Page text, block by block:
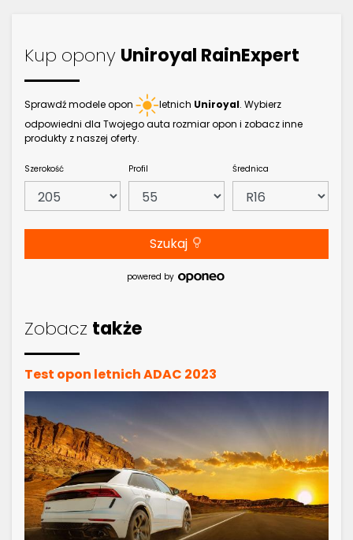
Kup opony Uniroyal RainExpert
Sprawdź modele opon letnich Uniroyal. Wybierz
odpowiedni dla Twojego auta rozmiar opon i zobacz inne
produkty z naszej oferty.
Szerokość Profil Średnica
Szukaj
powered by
Zobacz także
Test opon letnich ADAC 2023